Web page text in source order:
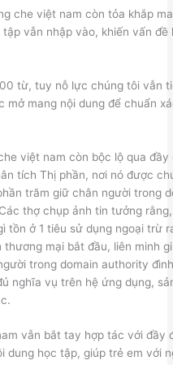
che việt nam còn tỏa khắp
vẫn nhập vào, khiến vấn đề
từ, tuy nỗ lực chúng tôi vẫn
mở mang nội dung để chuẩn
việt nam còn bộc lộ qua đầy
tích Thị phần, nơi nó được
trăm giữ chân người trong
thợ chụp ảnh tin tưởng
tồn ở 1 tiêu sử dụng ngoại trừ
mại bắt đầu, liên minh
trong domain authority
nghĩa vụ trên hệ ứng dụng,
vẫn bắt tay hợp tác với đầy
dung học tập, giúp trẻ em với